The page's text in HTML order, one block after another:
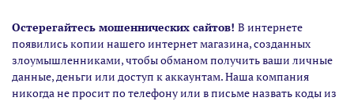
Остерегайтесь мошеннических сайтов! В интернете
появились копии нашего интернет магазина,созданных
злоумышленниками, чтобы обманом получить ваши личные
данные, деньги или доступ к аккаунтам. Наша компания
никогда не просит по телефону или в письме назвать коды из